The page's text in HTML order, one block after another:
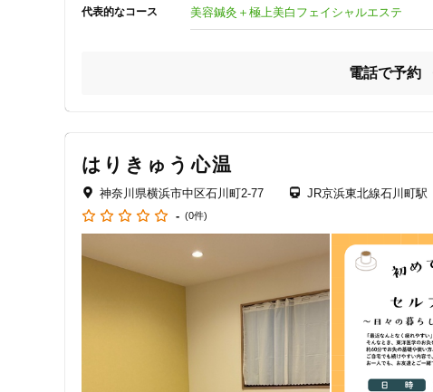
痛みの少ない鍼シール
キーワード
代表的なコース 美容鍼灸＋極上美白フェイシャルエステ
電話で予約
はりきゅう心温
神奈川県横浜市中区石川町2-77 JR京浜東北線石川町駅
- (0件)